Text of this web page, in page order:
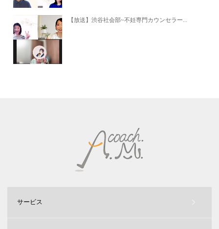
【放送】渋谷社会部~不妊専門カウンセラー...
サービス